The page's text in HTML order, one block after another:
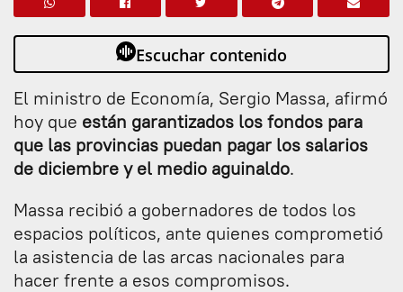
Escuchar contenido
El ministro de Economía, Sergio Massa, afirmó
hoy que están garantizados los fondos para
que las provincias puedan pagar los salarios
de diciembre y el medio aguinaldo.
Massa recibió a gobernadores de todos los
espacios políticos, ante quienes comprometió
la asistencia de las arcas nacionales para
hacer frente a esos compromisos.